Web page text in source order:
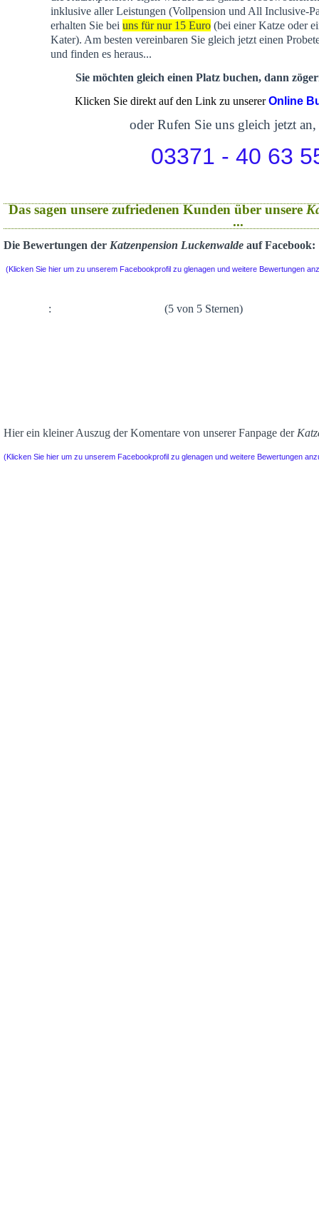
inklusive aller Leistungen (Vollpension und All Inclusive-
erhalten Sie bei uns für nur 15 Euro(bei einer Katze oder
Kater). Am besten vereinbaren Sie gleich jetzt einen
und finden es heraus...
Sie möchten gleich einen Platz buchen, dann
Klicken Sie direkt auf den Link zu unsererOnline
oder Rufen Sie uns gleich jetzt an,
03371 - 40 63
Das sagen unsere zufriedenen Kunden über unsere
...
Die Bewertungen der Katzenpension Luckenwalde auf Facebook:
(Klicken Sie hier um zu unserem Facebookprofil zu glenagen und weitere Bewertungen
: (5 von 5 Sternen)
Hier ein kleiner Auszug der Komentare von unserer Fanpage der
(Klicken Sie hier um zu unserem Facebookprofil zu glenagen und weitere Bewertungen